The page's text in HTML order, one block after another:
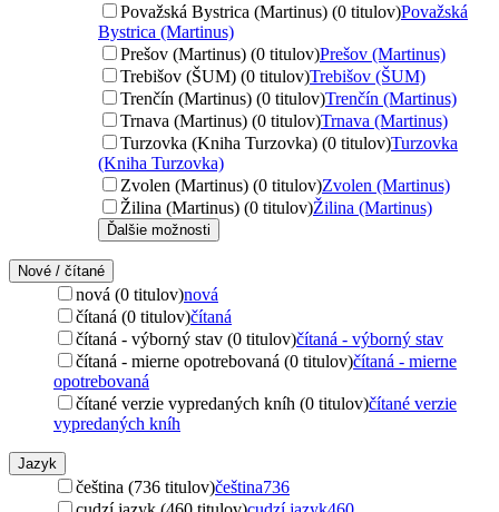
Považská Bystrica (Martinus) (0 titulov)Považská
Bystrica (Martinus)
Prešov (Martinus) (0 titulov)Prešov (Martinus)
Trebišov (ŠUM) (0 titulov)Trebišov (ŠUM)
Trenčín (Martinus) (0 titulov)Trenčín (Martinus)
Trnava (Martinus) (0 titulov)Trnava (Martinus)
Turzovka (Kniha Turzovka) (0 titulov)Turzovka
(Kniha Turzovka)
Zvolen (Martinus) (0 titulov)Zvolen (Martinus)
Žilina (Martinus) (0 titulov)Žilina (Martinus)
Ďalšie možnosti
Nové / čítané
nová (0 titulov)nová
čítaná (0 titulov)čítaná
čítaná - výborný stav (0 titulov)čítaná - výborný stav
čítaná - mierne opotrebovaná (0 titulov)čítaná - mierne
opotrebovaná
čítané verzie vypredaných kníh (0 titulov)čítané verzie
vypredaných kníh
Jazyk
čeština (736 titulov)čeština736